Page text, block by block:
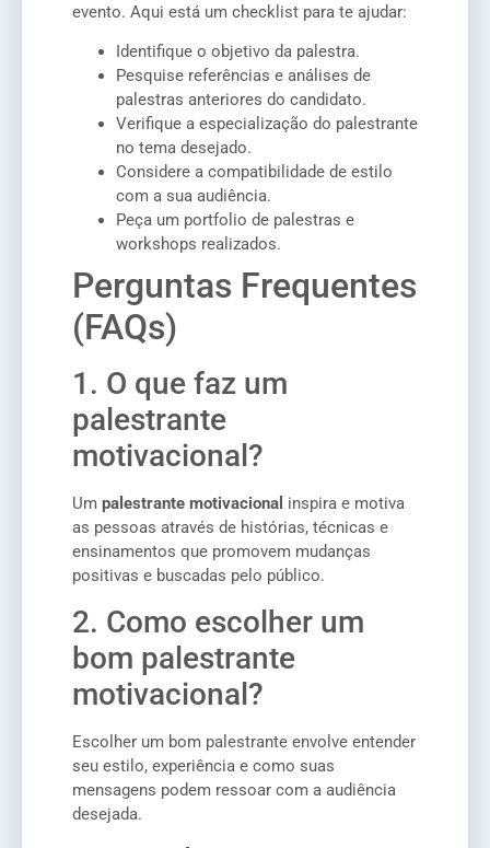
evento. Aqui está um checklist para te ajudar:
Identifique o objetivo da palestra.
Pesquise referências e análises de
palestras anteriores do candidato.
Verifique a especialização do palestrante
no tema desejado.
Considere a compatibilidade de estilo
com a sua audiência.
Peça um portfolio de palestras e
workshops realizados.
Perguntas Frequentes
(FAQs)
1. O que faz um
palestrante
motivacional?
Um palestrante motivacional inspira e motiva
as pessoas através de histórias, técnicas e
ensinamentos que promovem mudanças
positivas e buscadas pelo público.
2. Como escolher um
bom palestrante
motivacional?
Escolher um bom palestrante envolve entender
seu estilo, experiência e como suas
mensagens podem ressoar com a audiência
desejada.